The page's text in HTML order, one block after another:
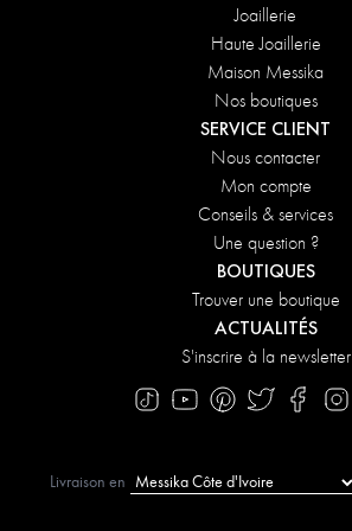
Joaillerie
Haute Joaillerie
Maison Messika
Nos boutiques
SERVICE CLIENT
Nous contacter
Mon compte
Conseils & services
Une question ?
BOUTIQUES
Trouver une boutique
ACTUALITÉS
S'inscrire à la newsletter
Livraison en